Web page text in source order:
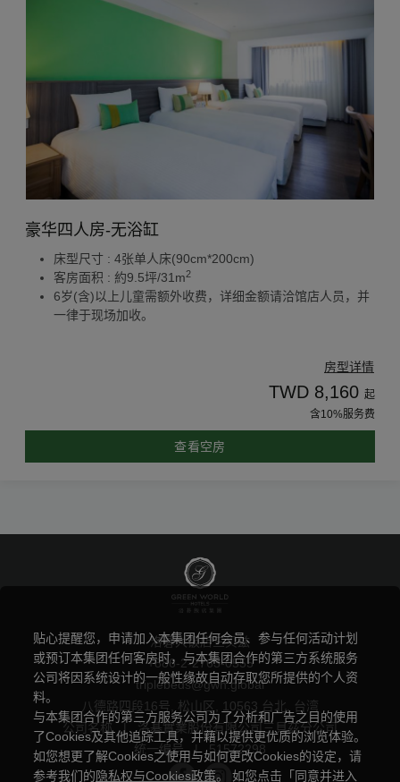
豪华四人房-无浴缸
床型尺寸 : 4张单人床(90cm*200cm)
客房面积 : 約9.5坪/31m2
6岁(含)以上儿童需额外收费，详细金额请洽馆店人员，并
一律于现场加收。
房型详情
TWD 8,160 起
含10%服务费
查看空房
洛碁大饭店三贝兹
+886-2-2763-0555
triplebeds@gwh.global
八德路四段16号, 松山区, 10563 台北, 台湾
公司名称
|
洛碁實業股份有限公司三貝茲分公司
统一编号
| 51572298
贴心提醒您，申请加入本集团任何会员、参与任何活动计划
或预订本集团任何客房时，与本集团合作的第三方系统服务
公司将因系统设计的一般性缘故自动存取您所提供的个人资
料。
与本集团合作的第三方服务公司为了分析和广告之目的使用
了Cookies及其他追踪工具，并藉以提供更优质的浏览体验。
如您想更了解Cookies之使用与如何更改Cookies的设定，请
参考我们的隐私权与Cookies政策。 如您点击「同意并进入